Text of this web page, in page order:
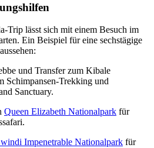
Trip lässt sich mit einem Besuch im
Ein Beispiel für eine sechstägige
und Transfer zum Kibale
Schimpansen-Trekking und
Sanctuary.
Queen Elizabeth Nationalpark für
Impenetrable Nationalpark für